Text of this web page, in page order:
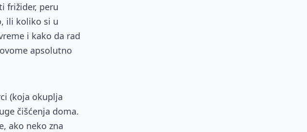
frižider, peru
ili koliko si u
i kako da rad
apsolutno
(koja okuplja
čišćenja doma.
ako neko zna